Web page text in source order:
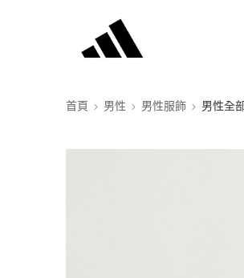
首頁 男性 男性服飾 男性全